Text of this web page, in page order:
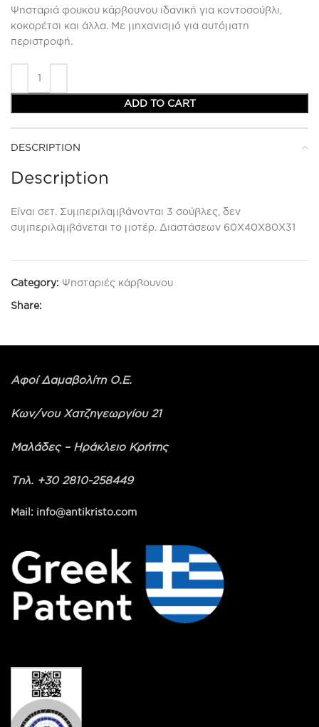
Ψησταριά φουκου κάρβουνου ιδανική για κοντοσούβλι,
κοκορέτσι και άλλα. Με μηχανισμό για αυτόματη
περιστροφή.
ADD TO CART
DESCRIPTION
Description
Είναι σετ. Συμπεριλαμβάνονται 3 σούβλες, δεν
συμπεριλαμβάνεται το μοτέρ. Διαστάσεων 60Χ40Χ80Χ31
Category: Ψησταριές κάρβουνου
Share:
Αφοί Δαμαβολίτη Ο.Ε.
Κων/νου Χατζηγεωργίου 21
Μαλάδες – Ηράκλειο Κρήτης
Τηλ. +30 2810-258449
Mail: info@antikristo.com